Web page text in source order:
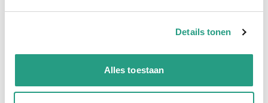
Details tonen
Alles toestaan